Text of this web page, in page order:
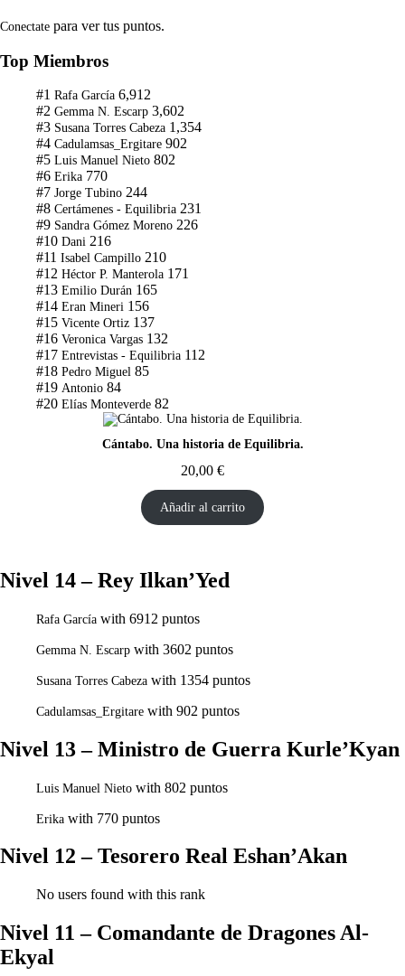
Conectate para ver tus puntos.
Top Miembros
#1 Rafa García 6,912
#2 Gemma N. Escarp 3,602
#3 Susana Torres Cabeza 1,354
#4 Cadulamsas_Ergitare 902
#5 Luis Manuel Nieto 802
#6 Erika 770
#7 Jorge Tubino 244
#8 Certámenes - Equilibria 231
#9 Sandra Gómez Moreno 226
#10 Dani 216
#11 Isabel Campillo 210
#12 Héctor P. Manterola 171
#13 Emilio Durán 165
#14 Eran Mineri 156
#15 Vicente Ortiz 137
#16 Veronica Vargas 132
#17 Entrevistas - Equilibria 112
#18 Pedro Miguel 85
#19 Antonio 84
#20 Elías Monteverde 82
Cántabo. Una historia de Equilibria.
20,00 €
Añadir al carrito
Nivel 14 – Rey Ilkan’Yed
Rafa García with 6912 puntos
Gemma N. Escarp with 3602 puntos
Susana Torres Cabeza with 1354 puntos
Cadulamsas_Ergitare with 902 puntos
Nivel 13 – Ministro de Guerra Kurle’Kyan
Luis Manuel Nieto with 802 puntos
Erika with 770 puntos
Nivel 12 – Tesorero Real Eshan’Akan
No users found with this rank
Nivel 11 – Comandante de Dragones Al-
Ekyal